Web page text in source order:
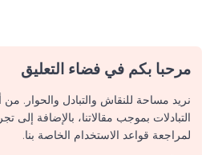
مرحبا بكم في فضاء التعليق
نريد مساحة للنقاش والتبادل والحوار.
التبادلات بموجب مقالاتنا، بالإضافة إلى
لمراجعة قواعد الاستخدام الخاصة بنا.